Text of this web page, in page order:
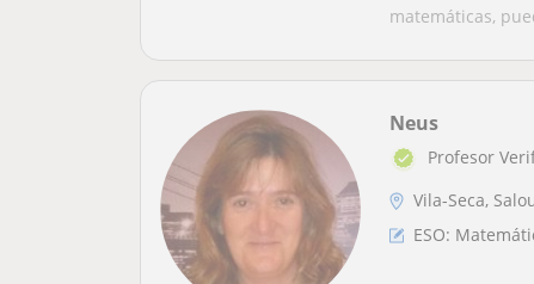
matemáticas,
Neus
Profesor
Vila-Seca,
ESO: